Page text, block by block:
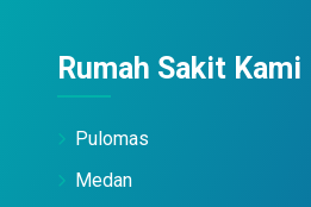
Rumah Sakit Kami
Pulomas
Medan